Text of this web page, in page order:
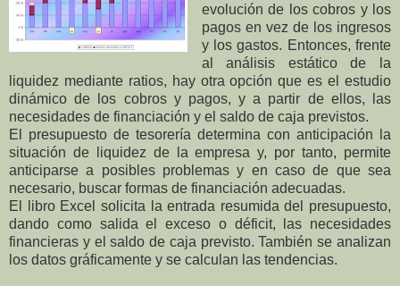
evolución de los cobros y los
pagos en vez de los ingresos
y los gastos. Entonces, frente
al análisis estático de la
liquidez mediante ratios, hay otra opción que es el estudio
dinámico de los cobros y pagos, y a partir de ellos, las
necesidades de financiación y el saldo de caja previstos.
El presupuesto de tesorería determina con anticipación la
situación de liquidez de la empresa y, por tanto, permite
anticiparse a posibles problemas y en caso de que sea
necesario, buscar formas de financiación adecuadas.
El libro Excel solicita la entrada resumida del presupuesto,
dando como salida el exceso o déficit, las necesidades
financieras y el saldo de caja previsto. También se analizan
los datos gráficamente y se calculan las tendencias.